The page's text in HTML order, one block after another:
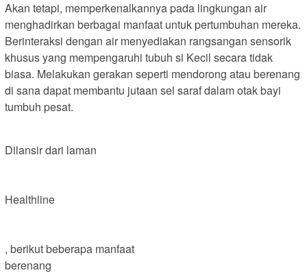
Akan tetapi, memperkenalkannya pada lingkungan air
menghadirkan berbagai manfaat untuk pertumbuhan mereka.
Berinteraksi dengan air menyediakan rangsangan sensorik
khusus yang mempengaruhi tubuh si Kecil secara tidak
biasa. Melakukan gerakan seperti mendorong atau berenang
di sana dapat membantu jutaan sel saraf dalam otak bayi
tumbuh pesat.
Dilansir dari laman
Healthline
, berikut beberapa manfaat
berenang